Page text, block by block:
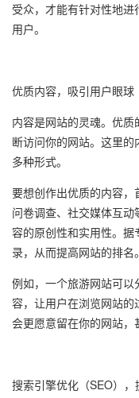
受众，才能有针对性地
用户。
优质内容，吸引用户眼球
内容是网站的灵魂。优
断访问你的网站。这里
多种形式。
要想创作出优质的内容
问卷调查、社交媒体互
容的原创性和实用性。
录，从而提高网站的排名。
例如，一个旅游网站可
容，让用户在浏览网站
会更愿意留在你的网站，
搜索引擎优化（SEO）